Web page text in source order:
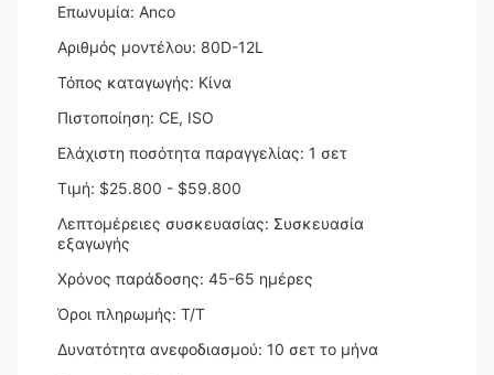
Επωνυμία: Anco
Αριθμός μοντέλου: 80D-12L
Τόπος καταγωγής: Κίνα
Πιστοποίηση: CE, ISO
Ελάχιστη ποσότητα παραγγελίας: 1 σετ
Τιμή: $25.800 - $59.800
Λεπτομέρειες συσκευασίας: Συσκευασία
εξαγωγής
Χρόνος παράδοσης: 45-65 ημέρες
Όροι πληρωμής: T/T
Δυνατότητα ανεφοδιασμού: 10 σετ το μήνα